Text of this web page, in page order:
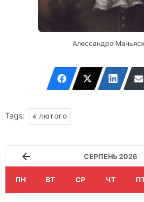
Алессандро
Tags: 4 ЛЮТОГО
СЕРПЕНЬ 2026
ПН ВТ СР ЧТ